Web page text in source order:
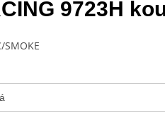
9723H
SMOKE